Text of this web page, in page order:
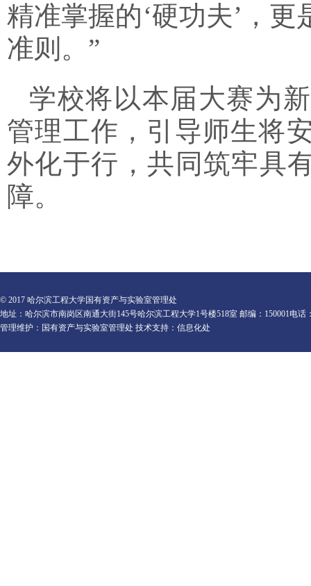
精准掌握的‘硬功夫’，
准则。”
学校将以本届大赛为
管理工作，引导师生将
外化于行，共同筑牢具
障。
© 2017 哈尔滨工程大学国有资产与实验室管理处
地址：哈尔滨市南岗区南通大街145号哈尔滨工程大学1号楼518室 邮编：150001电话
管理维护：国有资产与实验室管理处 技术支持：信息化处